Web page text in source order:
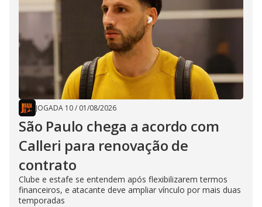
JOGADA 10/ 01/08/2026
São Paulo chega a acordo com
Calleri para renovação de
contrato
Clube e estafe se entendem após flexibilizarem termos
financeiros, e atacante deve ampliar vínculo por mais duas
temporadas